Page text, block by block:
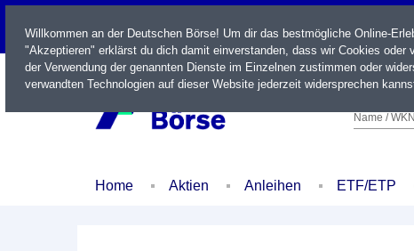
LIVE
Name /
Home Aktien Anleihen ETF/ETP
Willkommen an der Deutschen Börse! Um dir das bestmögliche Online-
"Akzeptieren" erklärst du dich damit einverstanden, dass wir Cookies
der Verwendung der genannten Dienste im Einzelnen zustimmen oder
verwandten Technologien auf dieser Website jederzeit widersprechen